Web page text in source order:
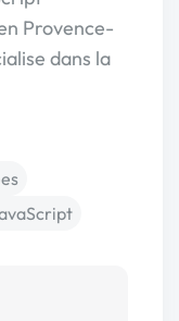
Provence-
dans la